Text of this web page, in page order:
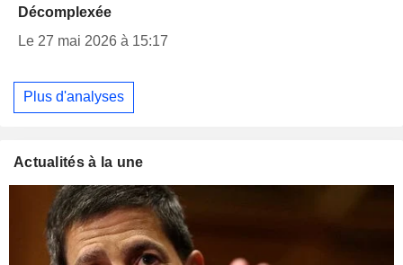
Décomplexée
Le 27 mai 2026 à 15:17
Plus d'analyses
Actualités à la une